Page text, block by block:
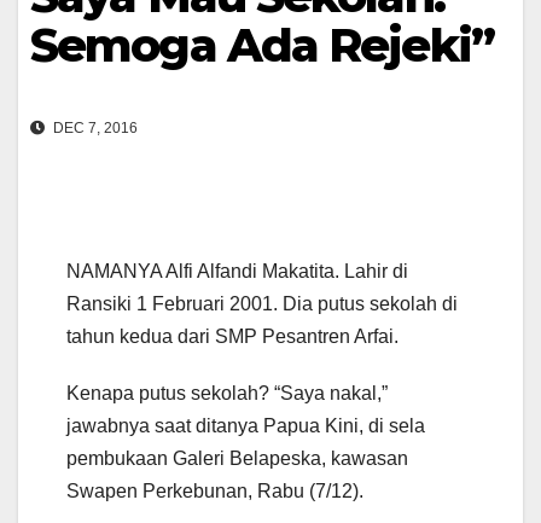
Semoga Ada Rejeki”
DEC 7, 2016
NAMANYA Alfi Alfandi Makatita. Lahir di
Ransiki 1 Februari 2001. Dia putus sekolah di
tahun kedua dari SMP Pesantren Arfai.
Kenapa putus sekolah? “Saya nakal,”
jawabnya saat ditanya Papua Kini, di sela
pembukaan Galeri Belapeska, kawasan
Swapen Perkebunan, Rabu (7/12).